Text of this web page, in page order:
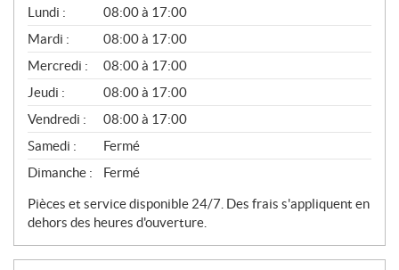
V
E
N
T
E
S
Lundi :
08:00 à 17:00
Mardi :
08:00 à 17:00
Mercredi :
08:00 à 17:00
Jeudi :
08:00 à 17:00
Vendredi :
08:00 à 17:00
Samedi :
Fermé
Dimanche :
Fermé
Pièces et service disponible 24/7. Des frais s'appliquent en
dehors des heures d'ouverture.